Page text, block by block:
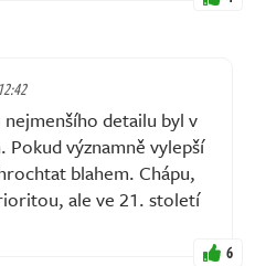
detailu byl v
Pokud významně vylepší
blahem. Chápu,
ale ve 21. století
6